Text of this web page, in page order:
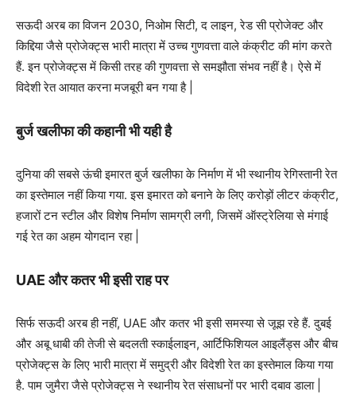
सऊदी अरब का विजन 2030, निओम सिटी, द लाइन, रेड सी प्रोजेक्ट और
किद्दिया जैसे प्रोजेक्ट्स भारी मात्रा में उच्च गुणवत्ता वाले कंक्रीट की मांग करते
हैं. इन प्रोजेक्ट्स में किसी तरह की गुणवत्ता से समझौता संभव नहीं है। ऐसे में
विदेशी रेत आयात करना मजबूरी बन गया है |
बुर्ज खलीफा की कहानी भी यही है
दुनिया की सबसे ऊंची इमारत बुर्ज खलीफा के निर्माण में भी स्थानीय रेगिस्तानी रेत
का इस्तेमाल नहीं किया गया. इस इमारत को बनाने के लिए करोड़ों लीटर कंक्रीट,
हजारों टन स्टील और विशेष निर्माण सामग्री लगी, जिसमें ऑस्ट्रेलिया से मंगाई
गई रेत का अहम योगदान रहा |
UAE और कतर भी इसी राह पर
सिर्फ सऊदी अरब ही नहीं, UAE और कतर भी इसी समस्या से जूझ रहे हैं. दुबई
और अबू धाबी की तेजी से बदलती स्काईलाइन, आर्टिफिशियल आइलैंड्स और बीच
प्रोजेक्ट्स के लिए भारी मात्रा में समुद्री और विदेशी रेत का इस्तेमाल किया गया
है. पाम जुमैरा जैसे प्रोजेक्ट्स ने स्थानीय रेत संसाधनों पर भारी दबाव डाला |